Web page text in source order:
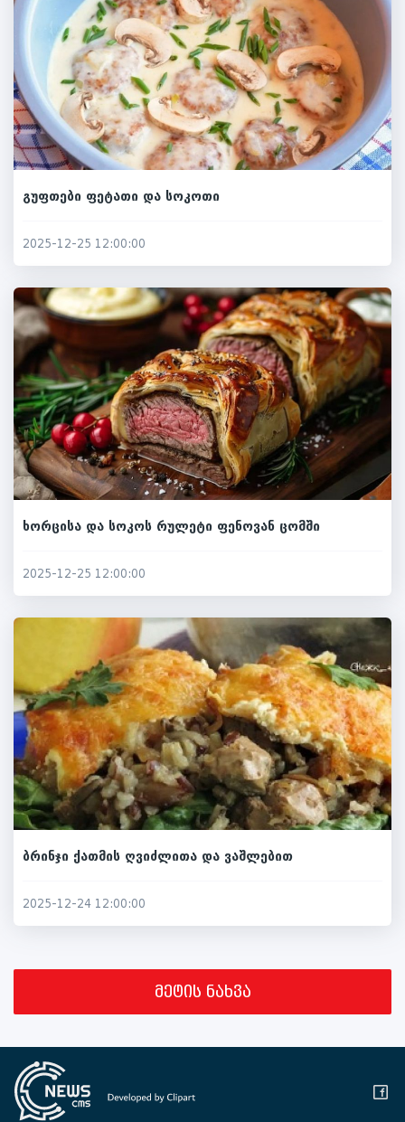
გუფთები ფეტათი და სოკოთი
2025-12-25 12:00:00
ხორცისა და სოკოს რულეტი ფენოვან ცომში
2025-12-25 12:00:00
ბრინჯი ქათმის ღვიძლითა და ვაშლებით
2025-12-24 12:00:00
მეტის ნახვა